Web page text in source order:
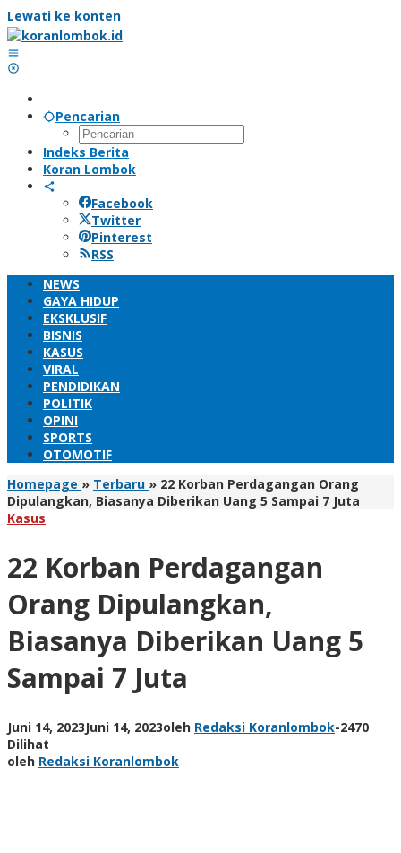
Lewati ke konten
Pencarian
Indeks Berita
Koran Lombok
Facebook
Twitter
Pinterest
RSS
NEWS
GAYA HIDUP
EKSKLUSIF
BISNIS
KASUS
VIRAL
PENDIDIKAN
POLITIK
OPINI
SPORTS
OTOMOTIF
Homepage » Terbaru » 22 Korban Perdagangan Orang
Dipulangkan, Biasanya Diberikan Uang 5 Sampai 7 Juta
Kasus
22 Korban Perdagangan
Orang Dipulangkan,
Biasanya Diberikan Uang 5
Sampai 7 Juta
Juni 14, 2023Juni 14, 2023oleh Redaksi Koranlombok-2470
Dilihat
oleh Redaksi Koranlombok